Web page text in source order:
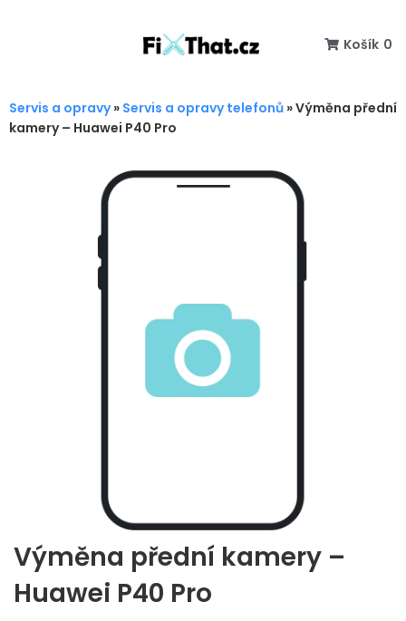
Košík 0
Servis a opravy» Servis a opravy telefonů »Výměna přední
kamery – Huawei P40 Pro
Výměna přední kamery –
Huawei P40 Pro